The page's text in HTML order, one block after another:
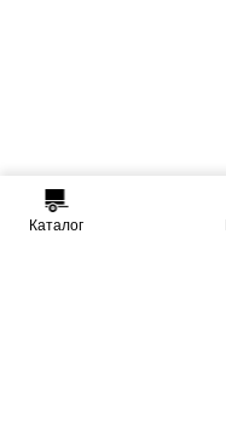
Каталог